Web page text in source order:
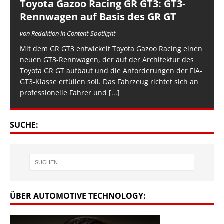
Toyota Gazoo Racing GR GT3: GT3-
Rennwagen auf Basis des GR GT
von Redaktion in Content-Spotlight
Mit dem GR GT3 entwickelt Toyota Gazoo Racing einen
neuen GT3-Rennwagen, der auf der Architektur des
Toyota GR GT aufbaut und die Anforderungen der FIA-
GT3-Klasse erfüllen soll. Das Fahrzeug richtet sich an
professionelle Fahrer und [...]
SUCHE:
ÜBER AUTOMOTIVE TECHNOLOGY: